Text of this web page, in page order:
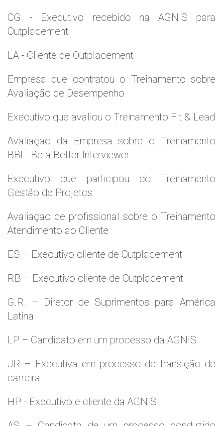
CG - Executivo recebido na AGNIS para
Outplacement
LA - Cliente de Outplacement
Empresa que contratou o Treinamento sobre
Avaliação de Desempenho
Executivo que avaliou o Treinamento Fit & Lead
Avaliaçao da Empresa sobre o Treinamento
BBI - Be a Better Interviewer
Executivo que participou do Treinamento
Gestão de Projetos
Avaliaçao de profissional sobre o Treinamento
Atendimento ao Cliente
ES – Executivo cliente de Outplacement
RB – Executivo cliente de Outplacement
G.R. – Diretor de Suprimentos para América
Latina
LP – Candidato em um processo da AGNIS
JR – Executiva em processo de transição de
carreira
HP - Executivo e cliente da AGNIS